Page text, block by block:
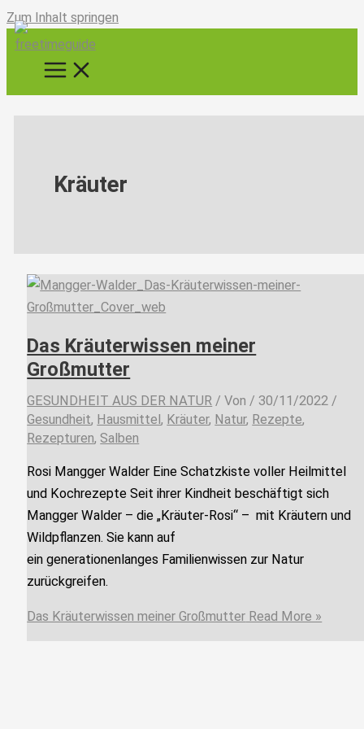
Zum Inhalt springen
Kräuter
Das Kräuterwissen meiner
Großmutter
GESUNDHEIT AUS DER NATUR / Von / 30/11/2022 /
Gesundheit, Hausmittel, Kräuter, Natur, Rezepte,
Rezepturen,Salben
Rosi Mangger Walder Eine Schatzkiste voller Heilmittel
und Kochrezepte Seit ihrer Kindheit beschäftigt sich
Mangger Walder – die „Kräuter-Rosi“ – mit Kräutern und
Wildpflanzen. Sie kann auf
ein generationenlanges Familienwissen zur Natur
zurückgreifen.
Das Kräuterwissen meiner Großmutter Read More »